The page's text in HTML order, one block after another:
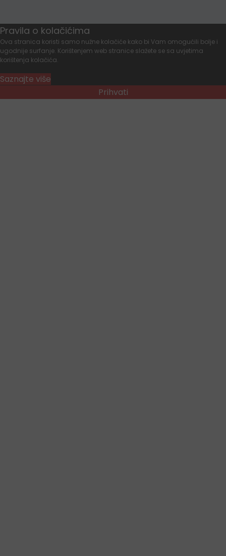
Pravila o kolačićima
Ova stranica koristi samo nužne kolačiće kako bi Vam omogućili bolje i
ugodnije surfanje. Korištenjem web stranice slažete se sa uvjetima
korištenja kolačića.
Saznajte više
Prihvati